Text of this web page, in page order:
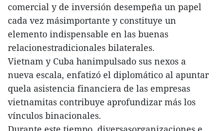
comercial y de inversión desempeña un papel
cada vez másimportante y constituye un
elemento indispensable en las buenas
relacionestradicionales bilaterales.
Vietnam y Cuba hanimpulsado sus nexos a
nueva escala, enfatizó el diplomático al apuntar
quela asistencia financiera de las empresas
vietnamitas contribuye aprofundizar más los
vínculos binacionales.